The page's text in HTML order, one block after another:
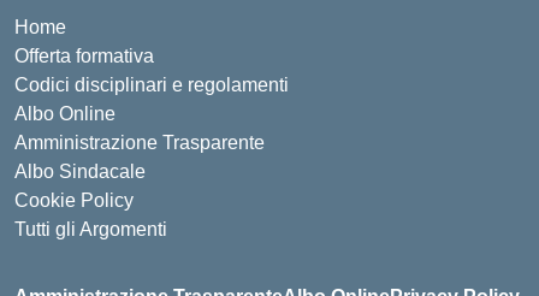
Home
Offerta formativa
Codici disciplinari e regolamenti
Albo Online
Amministrazione Trasparente
Albo Sindacale
Cookie Policy
Tutti gli Argomenti